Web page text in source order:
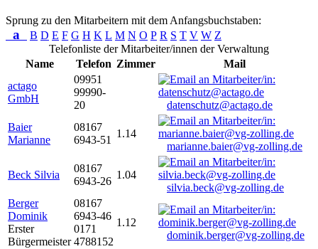
Sprung zu den Mitarbeitern mit dem Anfangsbuchstaben:
a B D E F G H K L M N O P R S T V W Z
Telefonliste der Mitarbeiter/innen der Verwaltung
Name
Telefon Zimmer
Mail
actago
GmbH
09951
99990-
20
datenschutz@actago.de
Baier
Marianne
08167
6943-51
1.14
marianne.baier@vg-zolling.de
Beck Silvia
08167
6943-26
1.04
silvia.beck@vg-zolling.de
Berger
Dominik
Erster
Bürgermeister
08167
6943-46
0171
4788152
1.12
dominik.berger@vg-zolling.de